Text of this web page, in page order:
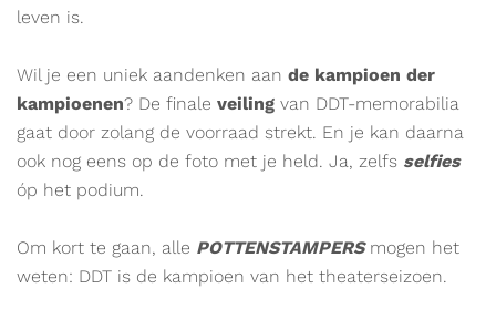
leven is.
Wil je een uniek aandenken aan de kampioen der
kampioenen? De finale veiling van DDT-memorabilia
gaat door zolang de voorraad strekt. En je kan daarna
ook nog eens op de foto met je held. Ja, zelfs selfies
óp het podium.
Om kort te gaan, alle POTTENSTAMPERSmogen het
weten: DDT is de kampioen van het theaterseizoen.